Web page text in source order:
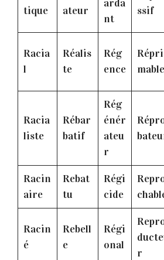
tique
ateur
arda
nt
ssif
Racia
l
Réalis
te
Rég
ence
Répri
mable
Racia
liste
Rébar
batif
Rég
énér
ateu
r
Racin
aire
Rebat
tu
Régi
cide
Racin
é
Rebell
e
Régi
onal
r